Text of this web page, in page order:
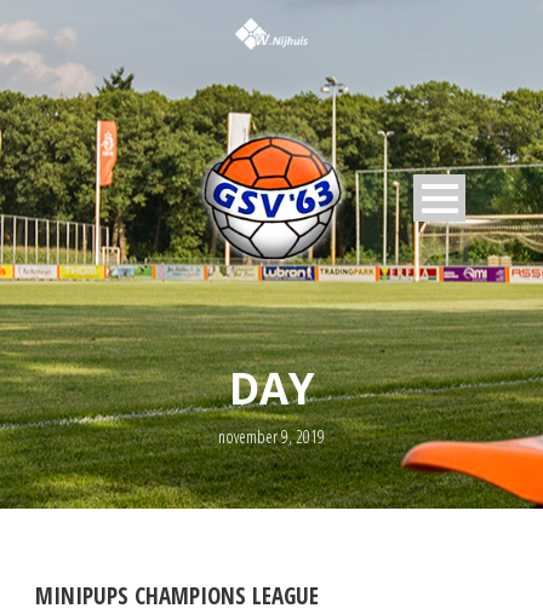
DAY
november 9, 2019
MINIPUPS CHAMPIONS LEAGUE